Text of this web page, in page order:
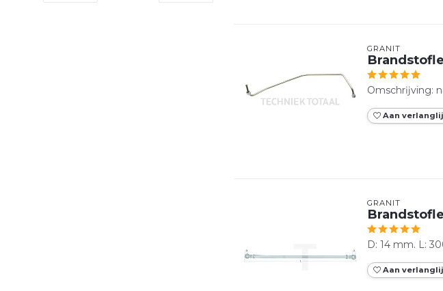
GRANIT
Omschrĳving:
Aan
GRANIT
D: 14 mm. L:
Aan